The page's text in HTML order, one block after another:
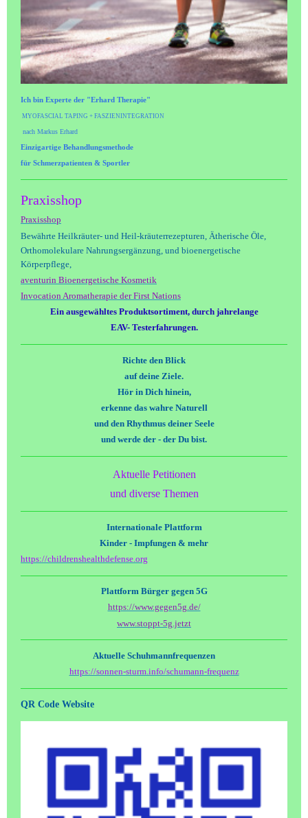
Ich bin Experte der "Erhard Therapie"
MYOFASCIAL TAPING + FASZIENINTEGRATION
nach Markus Erhard
Einzigartige Behandlungsmethode
für Schmerzpatienten & Sportler
Praxisshop
Praxisshop
Bewährte Heilkräuter- und Heil-kräuterrezepturen, Ätherische Öle,
Orthomolekulare Nahrungsergänzung, und bioenergetische
Körperpflege,
aventurin Bioenergetische Kosmetik
Invocation Aromatherapie der First Nations
Ein ausgewähltes Produktsortiment, durch jahrelange
EAV- Testerfahrungen.
Richte den Blick
auf deine Ziele.
Hör in Dich hinein,
erkenne das wahre Naturell
und den Rhythmus deiner Seele
und werde der - der Du bist.
Aktuelle Petitionen
und diverse Themen
Internationale Plattform
Kinder - Impfungen & mehr
https://childrenshealthdefense.org
Plattform Bürger gegen 5G
https://www.gegen5g.de/
www.stoppt-5g.jetzt
Aktuelle Schuhmannfrequenzen
https://sonnen-sturm.info/schumann-frequenz
QR Code Website